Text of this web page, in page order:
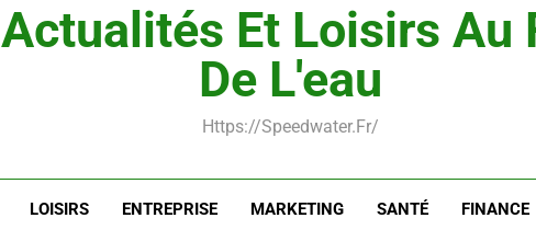
Les
Maigrir efficacement
Actualités Et Loisirs Au
De L'eau
Https://speedwater.fr/
LOISIRS ENTREPRISE MARKETING SANTÉ FINANCE